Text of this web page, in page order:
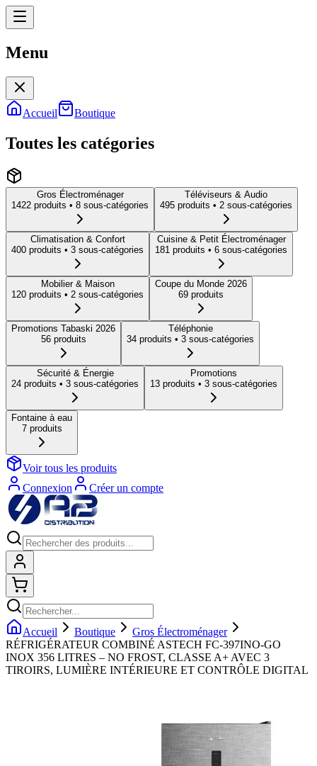
Menu
Accueil Boutique
Toutes les catégories
Gros Électroménager
1422 produits • 8 sous-catégories
Téléviseurs & Audio
495 produits • 2 sous-catégories
Climatisation & Confort
400 produits • 3 sous-catégories
Cuisine & Petit Électroménager
181 produits • 6 sous-catégories
Mobilier & Maison
120 produits • 2 sous-catégories
Coupe du Monde 2026
69 produits
Promotions Tabaski 2026
56produits
Téléphonie
34 produits • 3 sous-catégories
Sécurité & Énergie
24 produits • 3 sous-catégories
Promotions
13 produits • 3 sous-catégories
Fontaine à eau
7produits
Voir tous les produits
Connexion
Créer un compte
Accueil Boutique
Gros Électroménager
RÉFRIGÉRATEUR COMBINÉ ASTECH FC-397INO-GO
INOX 356 LITRES – NO FROST, CLASSE A+ AVEC 3
TIROIRS, LUMIÈRE INTÉRIEURE ET CONTRÔLE DIGITAL